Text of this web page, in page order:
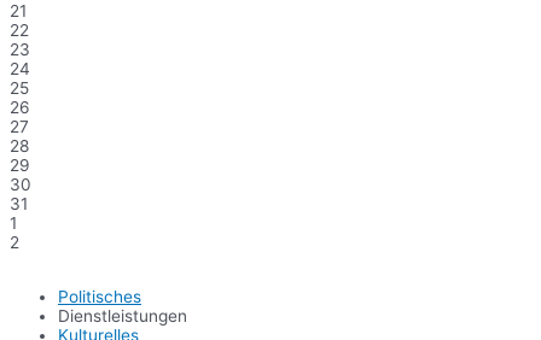
21
22
23
24
25
26
27
28
29
30
31
1
2
Politisches
Dienstleistungen
Kulturelles